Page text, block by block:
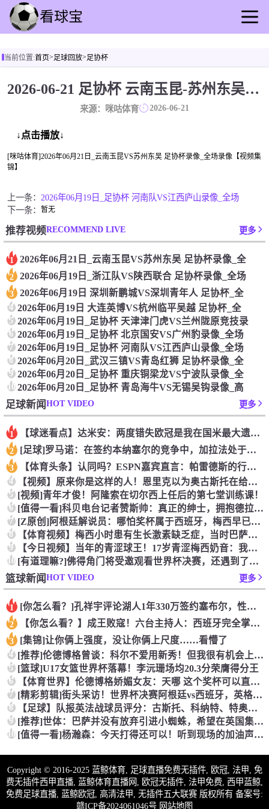
足球直播
足球动态
篮球资讯
其他转播
当前位置:首页>足球回放>足协杯
2026-06-21 足协杯 云南玉昆-苏州东吴 录像[咪咕体育]
来源：咪咕体育 2026-06-21
↓点击播放↓
[咪咕体育]2026年06月21日_云南玉昆VS苏州东吴 足协杯录像_全场录像【视频集
锦】
上一条： 2026年06月19日_足协杯 河南队VS江西庐山录像_全场
下一条： 暂无
推荐视频RECOMMEND LIVE 更多
1 2026年06月21日_云南玉昆VS苏州东吴 足协杯录像_全
2 2026年06月19日_浙江队VS陕西联合 足协杯录像_全场
3 2026年06月19日 深圳新鹏城VS深圳青年人 足协杯_全
4 2026年06月19日 大连英博VS杭州临平吴越 足协杯_全
5 2026年06月19日_足协杯 天津津门虎VS兰州陇原竞技录
6 2026年06月19日_足协杯 北京国安VS广州豹录像_全场
7 2026年06月19日_足协杯 河南队VS江西庐山录像_全场
8 2026年06月20日_武汉三镇VS青岛红狮 足协杯录像_全
9 2026年06月20日_足协杯 重庆铜梁龙VS宁波队录像_全
102026年06月20日_足协杯 青岛海牛VS无锡吴钩录像_高
足球新闻HOT VIDEO 更多
1 【球迷看点】达米安：两度错失欧冠是我在国米最大遗憾，不退役我
2 [足球]罗马诺：在签约本纳塞尔的竞争中，加拉法处于领先地位
3 【体育头条】认同吗？ESPN嘉宾直言：帕雷德斯的行为无法容忍
4 【视频】原来你是这样的人！恩里克以为奥古斯托在给自己拍照，但
5 [视频]青年才俊！阿隆索在切尔西上任后的第七堂训练课！
6 [值得一看]科贝电台记者赞斯帅：真正的绅士，拥抱德拉富恩特+
7 [Z原创]阿根廷解说员：哪怕奖杯属于西班牙，梅西早已唤醒阿根
8 【体育视频】梅西小时患有生长激素缺乏症，当时巴萨总监看了比赛
9 【今日视频】当年的青涩球王！17岁青涩梅西奶音：我们用节奏把
10 [有道理嘛?]佛得角门将受邀观看世界杯决赛，还遇到了传奇门将
篮球新闻HOT VIDEO 更多
1 [你怎么看？]孔祥宇评论湖人1年330万签约塞布尔，性价比极
2 【你怎么看？】成王败寇！六台主持人：西班牙完全掌控比赛，阿根
3 [集锦]让你俩上强度，没让你俩上尺度……看懵了
4 [推荐]伦德博格曾谈：科尔不爱用新秀！但我很有机会上场，甚至
5 [篮球]U17女篮世界杯落幕！李沅珊场均20.3分荣膺得分王
6 【体育世界】伦德博格娇媚女友：天哪 这个奖杯可以直接放进我们
7 [精彩剪辑]街头采访！世界杯决赛阿根廷vs西班牙，英格兰球迷
8 【足球】队报英法战球员评分：古斯托、科纳特、特奥、杜埃、谢尔
9 [推荐]世体：巴萨并没有放弃引进小蜘蛛，希望在英国集训期间完
10 [值得一看]杨瀚森：今天打得还可以！听到现场的加油声了！感谢
Copyright © 2016-2025 蓝鲸体育, 足球直播免费无插件, 欧冠, 法甲, 免
费无插件西甲直播, 蓝鲸体育直播网, 欧冠无插件, 法甲免费, 西甲蓝鲸,
免费足球直播, 蓝鲸欧冠, 高清法甲, 无插件五大联赛 版权所有 备案号:
赣ICP备2024061046号 网站地图